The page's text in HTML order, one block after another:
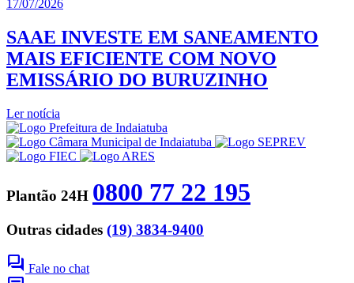
17/07/2026
SAAE INVESTE EM SANEAMENTO
MAIS EFICIENTE COM NOVO
EMISSÁRIO DO BURUZINHO
Ler notícia
Plantão 24H 0800 77 22 195
Outras cidades (19) 3834-9400
forum Fale no chat